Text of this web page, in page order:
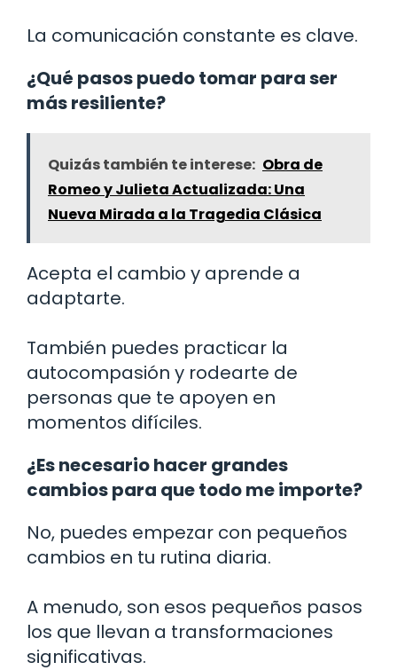
La comunicación constante es clave.
¿Qué pasos puedo tomar para ser
más resiliente?
Quizás también te interese: Obra de
Romeo y Julieta Actualizada: Una
Nueva Mirada a la Tragedia Clásica
Acepta el cambio y aprende a
adaptarte.
También puedes practicar la
autocompasión y rodearte de
personas que te apoyen en
momentos difíciles.
¿Es necesario hacer grandes
cambios para que todo me importe?
No, puedes empezar con pequeños
cambios en tu rutina diaria.
A menudo, son esos pequeños pasos
los que llevan a transformaciones
significativas.